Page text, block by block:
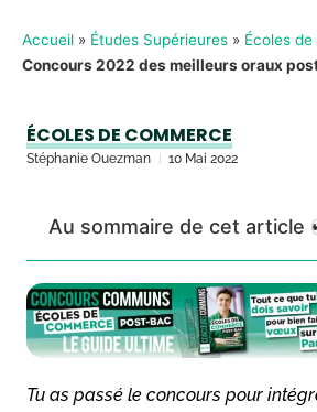
Accueil » Études Supérieures » Écoles
Concours 2022 des meilleurs oraux
ÉCOLES DE COMMERCE
Stéphanie Ouezman 10 Mai 2022
Au sommaire de cet article
Tu as passé le concours pour